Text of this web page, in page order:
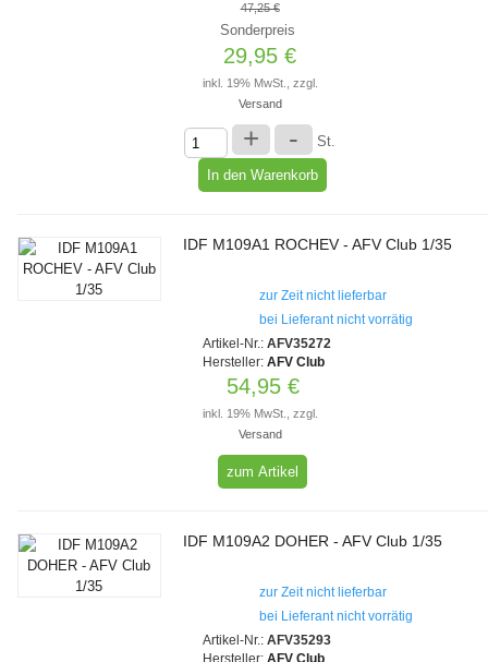
47,25 €
Sonderpreis
29,95 €
inkl. 19% MwSt., zzgl.
Versand
+ - St.
IDF M109A1 ROCHEV - AFV Club 1/35
zur Zeit nicht lieferbar
bei Lieferant nicht vorrätig
Artikel-Nr.: AFV35272
Hersteller: AFV Club
54,95 €
inkl. 19% MwSt., zzgl.
Versand
zum Artikel
IDF M109A2 DOHER - AFV Club 1/35
zur Zeit nicht lieferbar
bei Lieferant nicht vorrätig
Artikel-Nr.: AFV35293
Hersteller: AFV Club